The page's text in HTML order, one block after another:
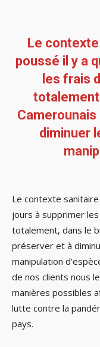
Le
poussé il y a
les frais
diminuer
Le contexte
jours à supprimer
totalement, dans le
préserver et à
manipulation
de nos clients nous
manières possibles
lutte contre la
pays.